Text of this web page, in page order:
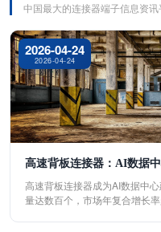
中国最大的连接器端子信息资讯
2026-04-24
2026-04-24
高速背板连接器：AI数据
高速背板连接器成为AI数据中
量达数百个，市场年复合增长率